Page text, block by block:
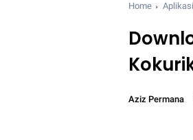
Home Aplikasi
Aziz Permana